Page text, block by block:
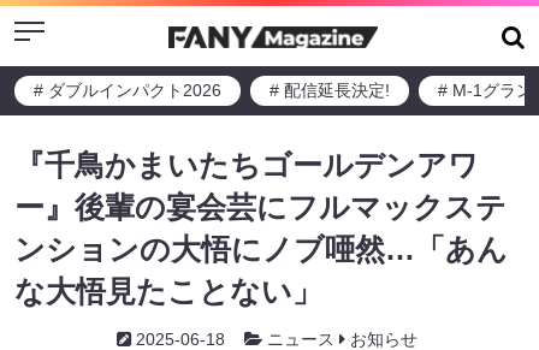
Menu
# ダブルインパクト2026 # 配信延長決定! # M-1グラン
『千鳥かまいたちゴールデンアワ
ー』後輩の宴会芸にフルマックステ
ンションの大悟にノブ唖然…「あん
な大悟見たことない」
2025-06-18 ニュース お知らせ